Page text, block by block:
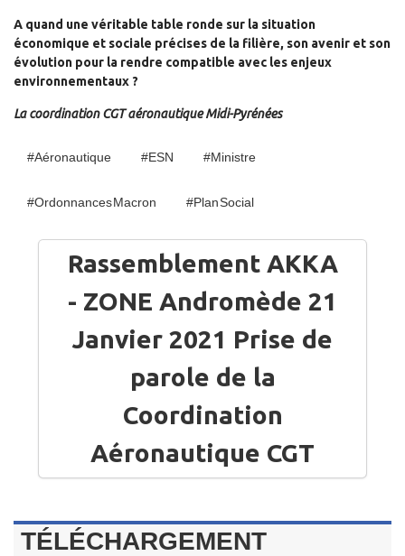
A quand une véritable table ronde sur la situation
économique et sociale précises de la filière, son avenir et son
évolution pour la rendre compatible avec les enjeux
environnementaux ?
La coordination CGT aéronautique Midi-Pyrénées
#Aéronautique #ESN #Ministre
#ordonnances Macron #Plan Social
Rassemblement AKKA
- ZONE Andromède 21
Janvier 2021 Prise de
parole de la
Coordination
Aéronautique CGT
TÉLÉCHARGEMENT